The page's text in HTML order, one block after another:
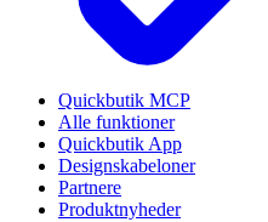
Quickbutik MCP
Alle funktioner
Quickbutik App
Designskabeloner
Partnere
Produktnyheder